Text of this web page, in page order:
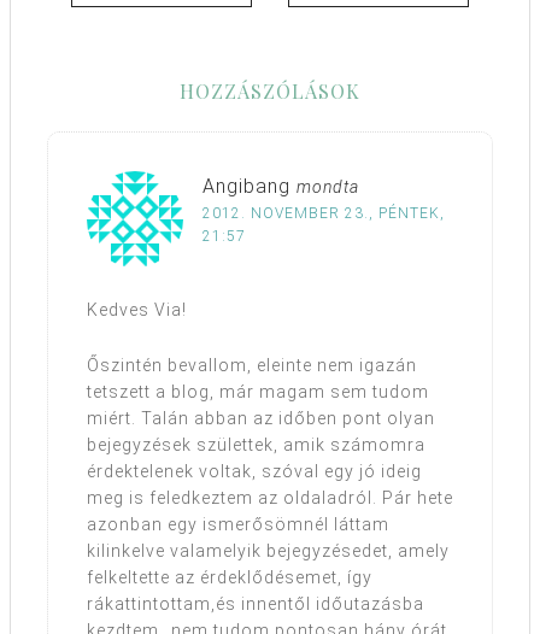
HOZZÁSZÓLÁSOK
Angibang mondta
2012. NOVEMBER 23., PÉNTEK,
21:57
Kedves Via!
Őszintén bevallom, eleinte nem igazán
tetszett a blog, már magam sem tudom
miért. Talán abban az időben pont olyan
bejegyzések születtek, amik számomra
érdektelenek voltak, szóval egy jó ideig
meg is feledkeztem az oldaladról. Pár hete
azonban egy ismerősömnél láttam
kilinkelve valamelyik bejegyzésedet, amely
felkeltette az érdeklődésemet, így
rákattintottam,és innentől időutazásba